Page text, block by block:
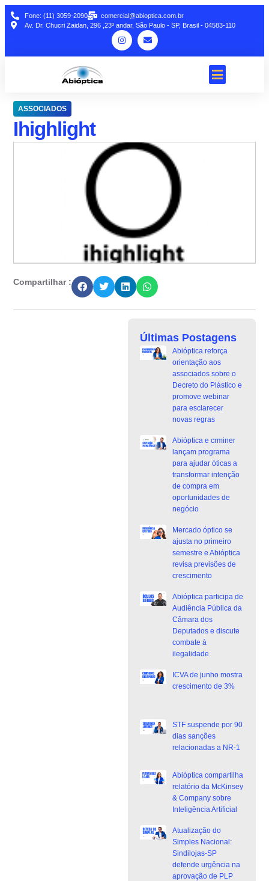
Fone: (11) 3059-2090
comercial@abioptica.com.br
Av. Dr. Chucri Zaidan, 296 ,23º andar, São Paulo - SP, Brasil - 04583-110
ASSOCIADOS
Ihighlight
Compartilhar :
Últimas Postagens
Abióptica reforça
orientação aos
associados sobre o
Decreto do Plástico e
promove webinar
para esclarecer
novas regras
Abióptica e crminer
lançam programa
para ajudar óticas a
transformar intenção
de compra em
oportunidades de
negócio
Mercado óptico se
ajusta no primeiro
semestre e Abióptica
revisa previsões de
crescimento
Abióptica participa de
Audiência Pública da
Câmara dos
Deputados e discute
combate à
ilegalidade
ICVA de junho mostra
crescimento de 3%
STF suspende por 90
dias sanções
relacionadas a NR-1
Abióptica compartilha
relatório da McKinsey
& Company sobre
Inteligência Artificial
Atualização do
Simples Nacional:
Sindilojas-SP
defende urgência na
aprovação de PLP